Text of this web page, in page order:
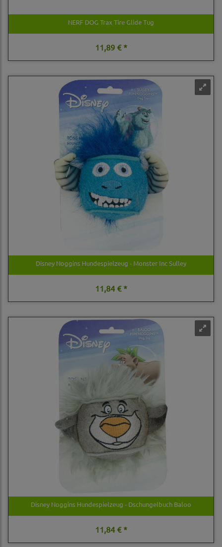
NERF DOG Trax Tire Glide Tug
11,89 € *
Disney Noggins Hundespielzeug - Monster Inc Sulley
11,84 € *
Disney Noggins Hundespielzeug - Dschungelbuch Baloo
11,84 € *